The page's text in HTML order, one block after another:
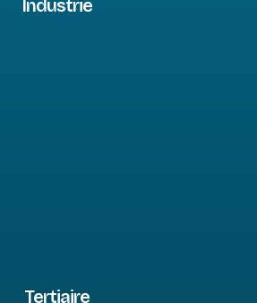
Industrie
Tertiaire